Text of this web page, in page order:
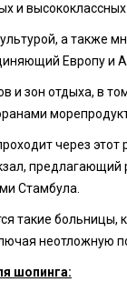
и высококлассных
а также
Европу и
и зон отдыха, в
через
предлагающий
Стамбула.
такие
неотложную
шопинга: